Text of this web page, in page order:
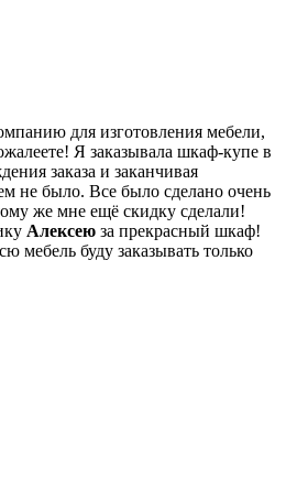
для изготовления мебели,
Я заказывала шкаф-купе в
заказа и заканчивая
не было. Все было сделано очень
же мне ещё скидку сделали!
Алексею за прекрасный шкаф!
мебель буду заказывать только